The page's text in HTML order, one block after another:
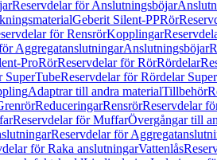
Reservdelar för Anslutningsböjar
Geberit Silent-PPRör
för RensrörKopplingar
AggregatanslutningarAnslutningsböjar
ProRörReservdelar för RörRördelar
SuperTubeReservdelar för Rördelar
Adaptrar till andra materialTillbehör
ReduceringarRensrörReservdelar
Reservdelar för MuffarÖvergångar till
Reservdelar för
för Raka anslutningarVattenlås